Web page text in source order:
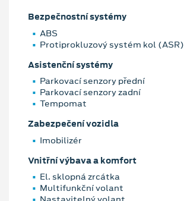
Bezpečnostní systémy
ABS
Protiprokluzový systém kol (ASR)
Asistenční systémy
Parkovací senzory přední
Parkovací senzory zadní
Tempomat
Zabezpečení vozidla
Imobilizér
Vnitřní výbava a komfort
El. sklopná zrcátka
Multifunkční volant